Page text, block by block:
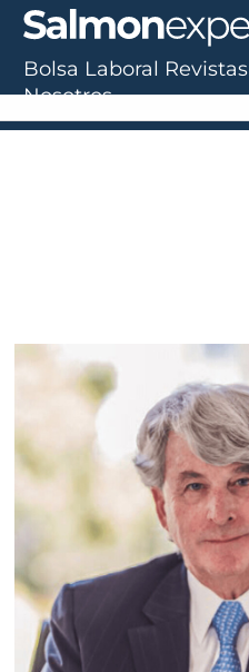
Bolsa Laboral Revistas
Nosotros